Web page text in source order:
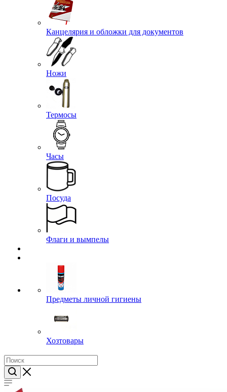
Канцелярия и обложки для документов
Ножи
Термосы
Часы
Посуда
Флаги и вымпелы
Предметы личной гигиены
Хозтовары